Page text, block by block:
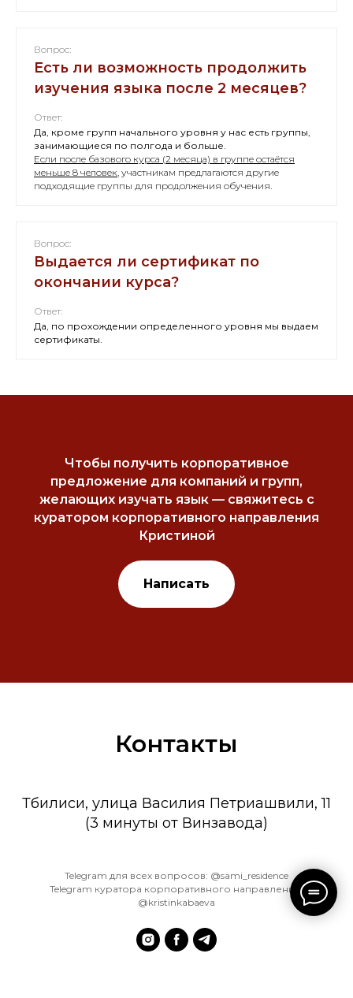
Вопрос:
Есть ли возможность продолжить
изучения языка после 2 месяцев?
Ответ:
Да, кроме групп начального уровня у нас есть группы,
занимающиеся по полгода и больше.
Если после базового курса (2 месяца) в группе остаётся
меньше 8 человек, участникам предлагаются другие
подходящие группы для продолжения обучения.
Вопрос:
Выдается ли сертификат по
окончании курса?
Ответ:
Да, по прохождении определенного уровня мы выдаем
сертификаты.
Чтобы получить корпоративное
предложение для компаний и групп,
желающих изучать язык — свяжитесь с
куратором корпоративного направления
Кристиной
Написать
Контакты
Тбилиси, улица Василия Петриашвили, 11
(3 минуты от Винзавода)
Telegram для всех вопросов: @sami_residence
Telegram куратора корпоративного направления:
@kristinkabaeva